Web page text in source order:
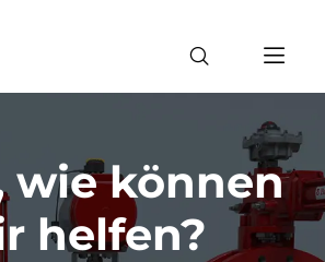
wie können
helfen?